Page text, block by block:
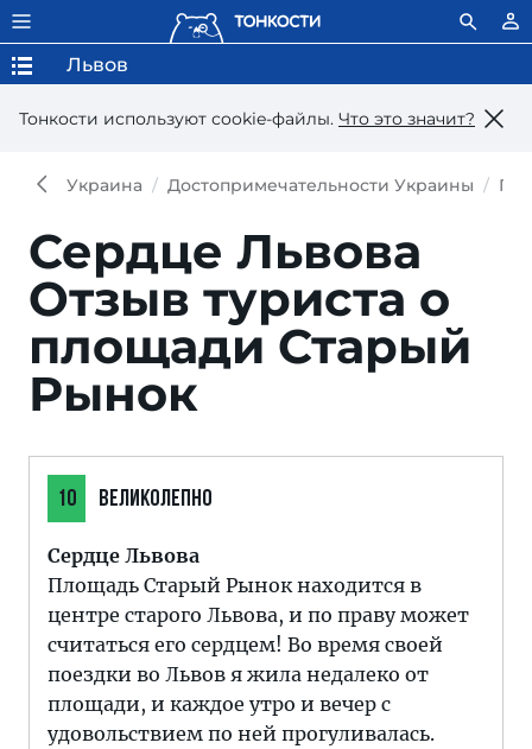
Тонкости используют сookie-файлы. Что это значит?
Львов
Украина Достопримечательности Украины
Сердце Львова
Отзыв туриста о
площади Старый
Рынок
10 ВЕЛИКОЛЕПНО
Сердце Львова
Площадь Старый Рынок находится в
центре старого Львова, и по праву может
считаться его сердцем! Во время своей
поездки во Львов я жила недалеко от
площади, и каждое утро и вечер с
удовольствием по ней прогуливалась.